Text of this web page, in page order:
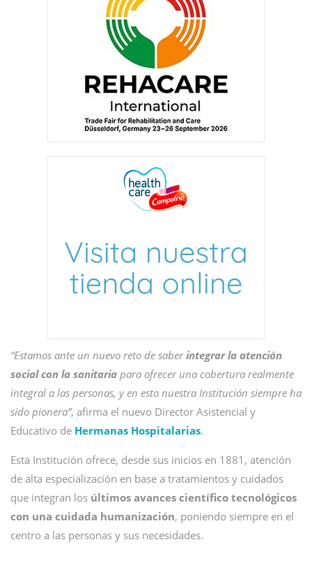
“Estamos ante un nuevo reto de saberintegrar la atención
social con la sanitaria para ofrecer una cobertura realmente
integral a las personas, y en esto nuestra Institución siempre ha
sido pionera”, afirma el nuevo Director Asistencial y
Educativo de Hermanas Hospitalarias.
Esta Institución ofrece, desde sus inicios en 1881, atención
de alta especialización en base a tratamientos y cuidados
que integran los últimos avances científico tecnológicos
con una cuidada humanización, poniendo siempre en el
centro a las personas y sus necesidades.